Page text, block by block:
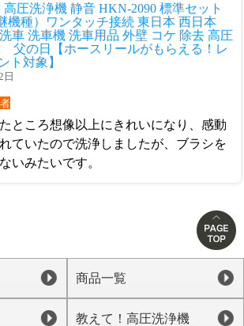
高圧洗浄機 静音 HKN-2090 標準セット
機種）ワンタッチ接続 東日本 西日本
車 洗車機 洗車用品 外壁 コケ 除去 高圧
父の日【ホースリールがもらえる！レ
ト対象】
日
ところ想像以上にきれいになり、感動
ていたので洗浄しましたが、ブラシを
いみたいです。
商品一覧
教えて！高圧洗浄機